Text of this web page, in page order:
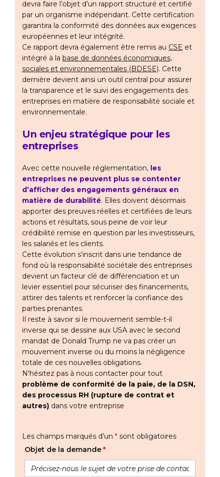
devra faire l’objet d’un rapport structuré et certifié
par un organisme indépendant. Cette certification
garantira la conformité des données aux exigences
européennes et leur intégrité.
Ce rapport devra également être remis au CSE et
intégré à la base de données économiques,
sociales et environnementales (BDESE). Cette
dernière devient ainsi un outil central pour assurer
la transparence et le suivi des engagements des
entreprises en matière de responsabilité sociale et
environnementale.
Un enjeu stratégique pour les
entreprises
Avec cette nouvelle réglementation, les
entreprises ne peuvent plus se contenter
d’afficher des engagements généraux en
matière de durabilité. Elles doivent désormais
apporter des preuves réelles et certifiées de leurs
actions et résultats, sous peine de voir leur
crédibilité remise en question par les investisseurs,
les salariés et les clients.
Cette évolution s’inscrit dans une tendance de
fond où la responsabilité sociétale des entreprises
devient un facteur clé de différenciation et un
levier essentiel pour sécuriser des financements,
attirer des talents et renforcer la confiance des
parties prenantes.
Il reste à savoir si le mouvement semble-t-il
inverse qui se dessine aux USA avec le second
mandat de Donald Trump ne va pas créer un
mouvement inverse ou du moins la négligence
totale de ces nouvelles obligations.
N'hésitez pas à nous contacter pour tout
problème de conformité de la paie, de la DSN,
des processus RH (rupture de contrat et
autres) dans votre entreprise
Les champs marqués d’un * sont obligatoires
Objet de la demande *